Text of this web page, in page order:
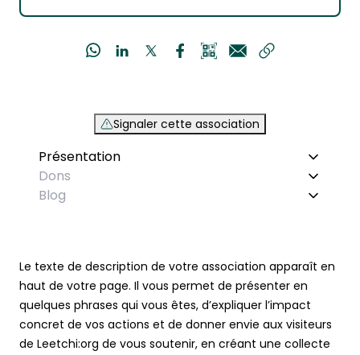
Signaler cette association
Présentation
Dons
Blog
Le texte de description de votre association apparaît en
haut de votre page. Il vous permet de présenter en
quelques phrases qui vous êtes, d’expliquer l’impact
concret de vos actions et de donner envie aux visiteurs
de Leetchi:org de vous soutenir, en créant une collecte